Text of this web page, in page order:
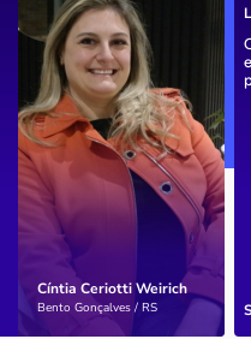
Cíntia Ceriotti Weirich
Bento Gonçalves / RS